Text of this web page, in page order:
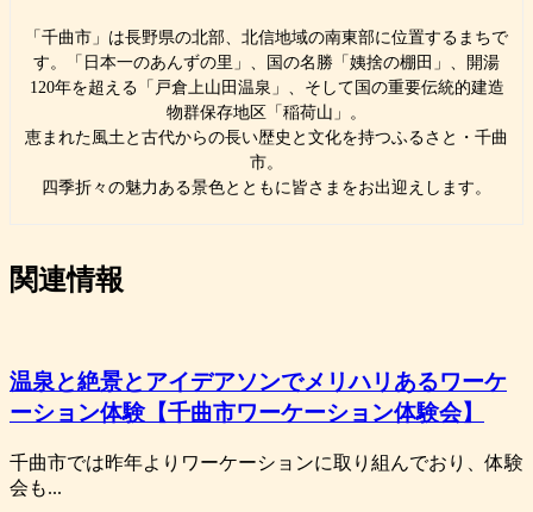
「千曲市」は長野県の北部、北信地域の南東部に位置するまちで
す。「日本一のあんずの里」、国の名勝「姨捨の棚田」、開湯
120年を超える「戸倉上山田温泉」、そして国の重要伝統的建造
物群保存地区「稲荷山」。
恵まれた風土と古代からの長い歴史と文化を持つふるさと・千曲
市。
四季折々の魅力ある景色とともに皆さまをお出迎えします。
関連情報
温泉と絶景とアイデアソンでメリハリあるワーケ
ーション体験【千曲市ワーケーション体験会】
千曲市では昨年よりワーケーションに取り組んでおり、体験
会も...